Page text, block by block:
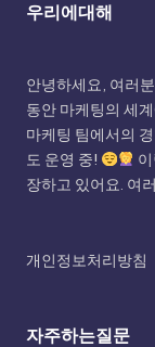
우리에대해
안녕하세요, 여러
동안 마케팅의 세
마케팅 팀에서의
도 운영 중!
장하고 있어요. 여
개인정보처리방침
자주하는질문